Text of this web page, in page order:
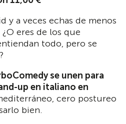
y a veces echas de menos
¿O eres de los que
todo, pero se
se unen para
up en italiano en
cero postureo
bien.